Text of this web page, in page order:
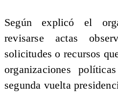
Según explicó el
revisarse actas
solicitudes o recursos
organizaciones
segunda vuelta